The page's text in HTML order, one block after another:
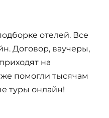
отелей. Все
Договор, ваучеры,
на
помогли тысячам
туры онлайн!